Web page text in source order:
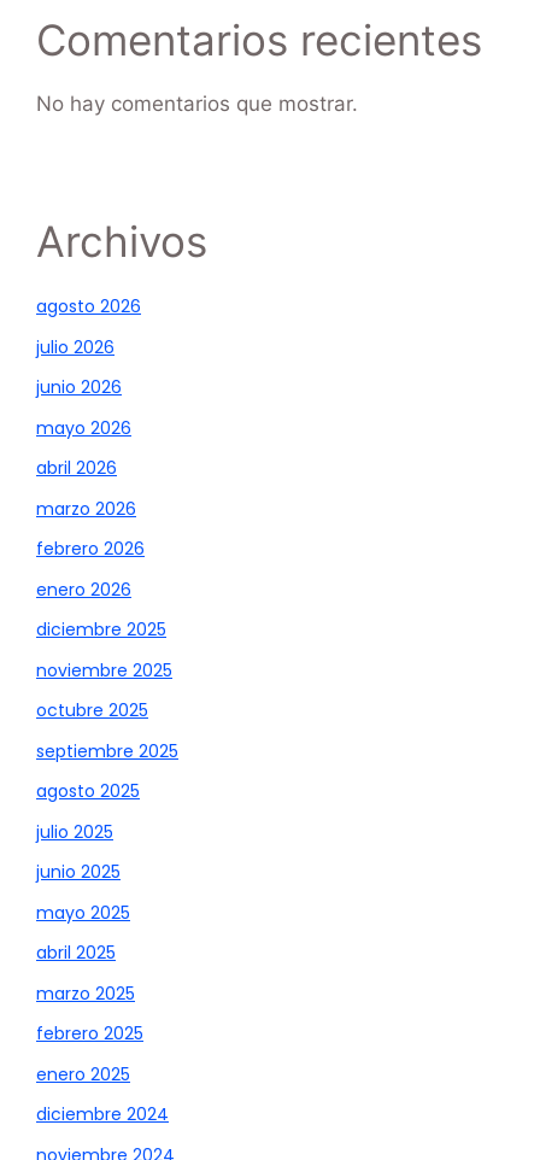
Comentarios recientes
No hay comentarios que mostrar.
Archivos
agosto 2026
julio 2026
junio 2026
mayo 2026
abril 2026
marzo 2026
febrero 2026
enero 2026
diciembre 2025
noviembre 2025
octubre 2025
septiembre 2025
agosto 2025
julio 2025
junio 2025
mayo 2025
abril 2025
marzo 2025
febrero 2025
enero 2025
diciembre 2024
noviembre 2024